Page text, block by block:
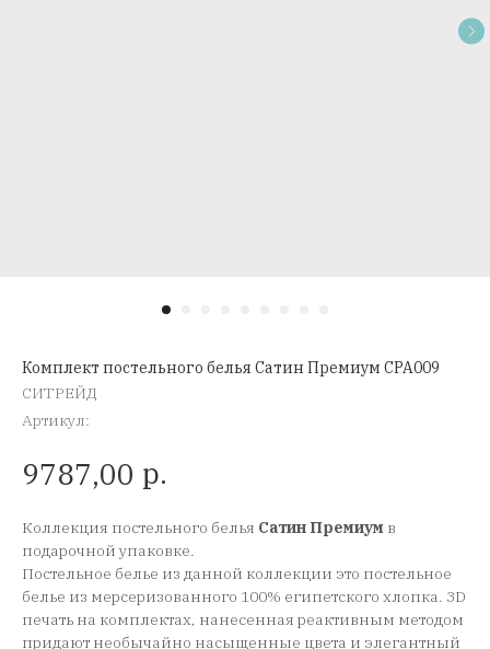
Комплект постельного белья Сатин Премиум CPA009
СИТРЕЙД
Артикул:
9787,00 р.
Коллекция постельного белья Сатин Премиум в
подарочной упаковке.
Постельное белье из данной коллекции это постельное
белье из мерсеризованного 100% египетского хлопка. 3D
печать на комплектах, нанесенная реактивным методом
придают необычайно насыщенные цвета и элегантный